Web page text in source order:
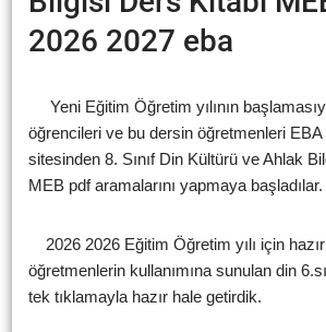
2026 2027 eba
Yeni Eğitim Öğretim yılının
öğrencileri ve bu dersin öğretmenleri
sitesinden 8. Sınıf Din Kültürü ve Ahlak
MEB pdf aramalarını yapmaya başladılar.
2026 2026 Eğitim Öğretim yılı için
öğretmenlerin kullanımına sunulan din
tek tıklamayla hazır hale getirdik.